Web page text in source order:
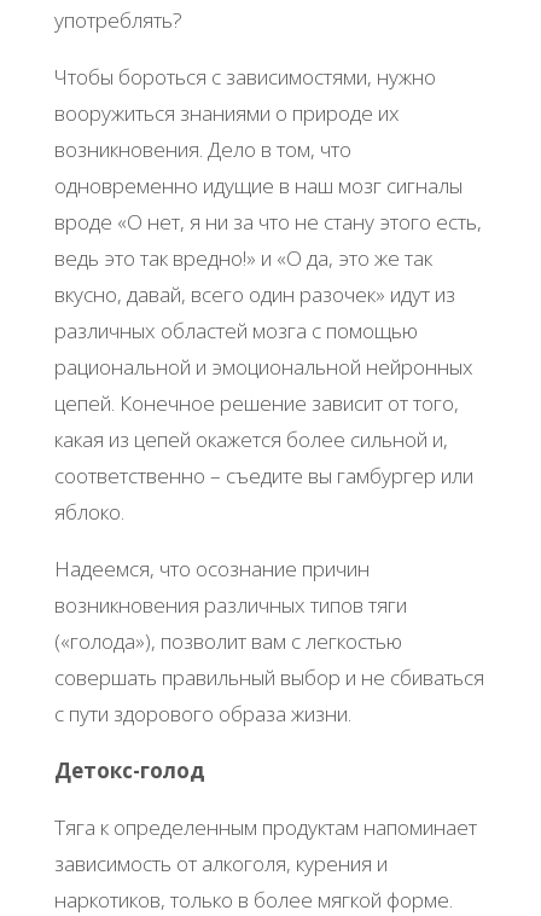
употреблять?
Чтобы бороться с зависимостями, нужно
вооружиться знаниями о природе их
возникновения. Дело в том, что
одновременно идущие в наш мозг сигналы
вроде «О нет, я ни за что не стану этого есть,
ведь это так вредно!» и «О да, это же так
вкусно, давай, всего один разочек» идут из
различных областей мозга с помощью
рациональной и эмоциональной нейронных
цепей. Конечное решение зависит от того,
какая из цепей окажется более сильной и,
соответственно – съедите вы гамбургер или
яблоко.
Надеемся, что осознание причин
возникновения различных типов тяги
(«голода»), позволит вам с легкостью
совершать правильный выбор и не сбиваться
с пути здорового образа жизни.
Детокс-голод
Тяга к определенным продуктам напоминает
зависимость от алкоголя, курения и
наркотиков, только в более мягкой форме.